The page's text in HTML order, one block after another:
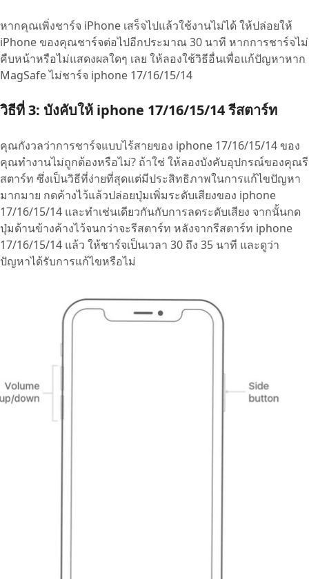
หากคุณเพิ่งชาร์จ iPhone เสร็จไปแล้วใช้งานไม่ได้ ให้ปล่อยให้
iPhone ของคุณชาร์จต่อไปอีกประมาณ 30 นาที หากการชาร์จไม่
คืบหน้าหรือไม่แสดงผลใดๆ เลย ให้ลองใช้วิธีอื่นเพื่อแก้ปัญหาหาก
MagSafe ไม่ชาร์จ iphone 17/16/15/14
วิธีที่ 3: บังคับให้ iphone 17/16/15/14 รีสตาร์ท
คุณกังวลว่าการชาร์จแบบไร้สายของ iphone 17/16/15/14 ของ
คุณทำงานไม่ถูกต้องหรือไม่? ถ้าใช่ ให้ลองบังคับอุปกรณ์ของคุณรี
สตาร์ท ซึ่งเป็นวิธีที่ง่ายที่สุดแต่มีประสิทธิภาพในการแก้ไขปัญหา
มากมาย กดค้างไว้แล้วปล่อยปุ่มเพิ่มระดับเสียงของ iphone
17/16/15/14 และทำเช่นเดียวกันกับการลดระดับเสียง จากนั้นกด
ปุ่มด้านข้างค้างไว้จนกว่าจะรีสตาร์ท หลังจากรีสตาร์ท iphone
17/16/15/14 แล้ว ให้ชาร์จเป็นเวลา 30 ถึง 35 นาที และดูว่า
ปัญหาได้รับการแก้ไขหรือไม่